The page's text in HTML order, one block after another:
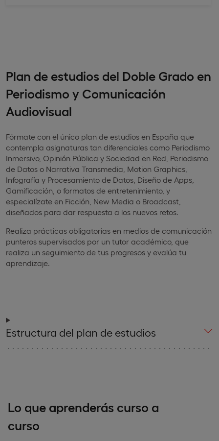
Plan de estudios del Doble Grado en
Periodismo y Comunicación
Audiovisual
Fórmate con el único plan de estudios en España que
contempla asignaturas tan diferenciales como Periodismo
Inmersivo, Opinión Pública y Sociedad en Red, Periodismo
de Datos o Narrativa Transmedia, Motion Graphics,
Infografía y Procesamiento de Datos, Diseño de Apps,
Gamificación, o formatos de entretenimiento, y
especialízate en Ficción, New Media o Broadcast,
diseñados para dar respuesta a los nuevos retos.
Realiza prácticas obligatorias en medios de comunicación
punteros supervisados por un tutor académico, que
realiza un seguimiento de tus progresos y evalúa tu
aprendizaje.
Estructura del plan de estudios
Lo que aprenderás curso a
curso